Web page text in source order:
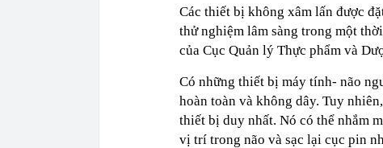
Các thiết bị không xâm lấn được
thử nghiệm lâm sàng trong một
của Cục Quản lý Thực phẩm và
Có những thiết bị máy tính- não
hoàn toàn và không dây. Tuy
thiết bị duy nhất. Nó có thể nhắm
vị trí trong não và sạc lại cục pin